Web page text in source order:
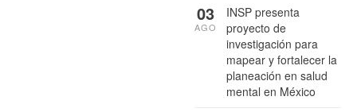
INSP presenta
proyecto de
investigación para
mapear y fortalecer la
planeación en salud
mental en México
03
AGO